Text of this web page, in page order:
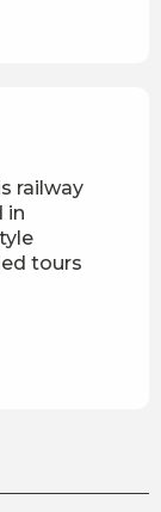
railway
in
tours